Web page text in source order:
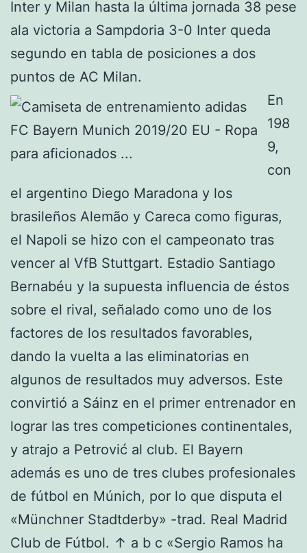
Inter y Milan hasta la última jornada 38 pese
ala victoria a Sampdoria 3-0 Inter queda
segundo en tabla de posiciones a dos
puntos de AC Milan.
En
198
9,
con
el argentino Diego Maradona y los
brasileños Alemão y Careca como figuras,
el Napoli se hizo con el campeonato tras
vencer al VfB Stuttgart. Estadio Santiago
Bernabéu y la supuesta influencia de éstos
sobre el rival, señalado como uno de los
factores de los resultados favorables,
dando la vuelta a las eliminatorias en
algunos de resultados muy adversos. Este
convirtió a Sáinz en el primer entrenador en
lograr las tres competiciones continentales,
y atrajo a Petrović al club. El Bayern
además es uno de tres clubes profesionales
de fútbol en Múnich, por lo que disputa el
«Münchner Stadtderby» -trad. Real Madrid
Club de Fútbol. ↑ a b c «Sergio Ramos ha